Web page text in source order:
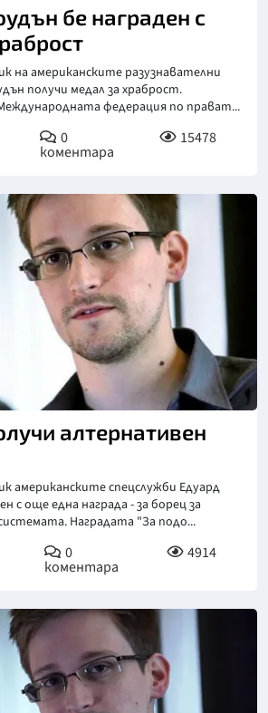
бе награден с
на американските разузнавателни
получи медал за храброст.
федерация по прават...
0
коментара
15478
алтернативен
американските спецслужби Едуард
с още една награда - за борец за
Наградата "За подо...
0
коментара
4914